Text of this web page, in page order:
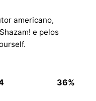
americano,
e pelos
36%